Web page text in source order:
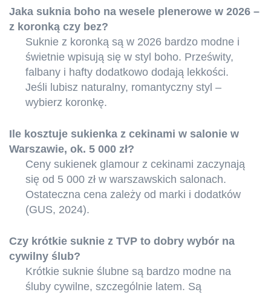
Jaka suknia boho na wesele plenerowe w 2026 –
z koronką czy bez?
Suknie z koronką są w 2026 bardzo modne i
świetnie wpisują się w styl boho. Prześwity,
falbany i hafty dodatkowo dodają lekkości.
Jeśli lubisz naturalny, romantyczny styl –
wybierz koronkę.
Ile kosztuje sukienka z cekinami w salonie w
Warszawie, ok. 5 000 zł?
Ceny sukienek glamour z cekinami zaczynają
się od 5 000 zł w warszawskich salonach.
Ostateczna cena zależy od marki i dodatków
(GUS, 2024).
Czy krótkie suknie z TVP to dobry wybór na
cywilny ślub?
Krótkie suknie ślubne są bardzo modne na
śluby cywilne, szczególnie latem. Są